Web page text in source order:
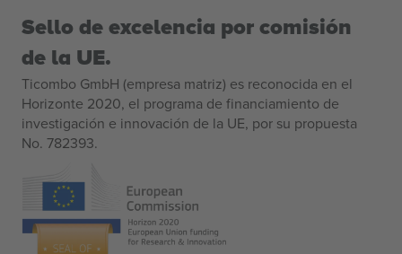
Sello de excelencia por comisión
de la UE.
Ticombo GmbH (empresa matriz) es reconocida en el
Horizonte 2020, el programa de financiamiento de
investigación e innovación de la UE, por su propuesta
No. 782393.